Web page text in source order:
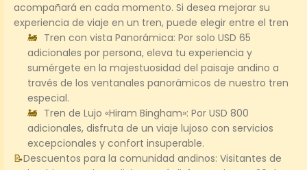
acompañará en cada momento. Si desea mejorar su
experiencia de viaje en un tren, puede elegir entre el tren
Tren con vista Panorámica: Por solo USD 65
adicionales por persona, eleva tu experiencia y
sumérgete en la majestuosidad del paisaje andino a
través de los ventanales panorámicos de nuestro tren
especial.
Tren de Lujo «Hiram Bingham»: Por USD 800
adicionales, disfruta de un viaje lujoso con servicios
excepcionales y confort insuperable.
Descuentos para la comunidad andinos: Visitantes de